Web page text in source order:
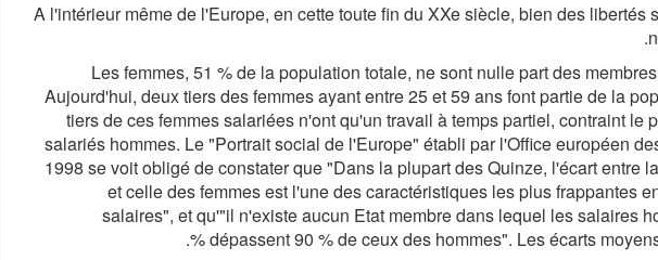
A l'intérieur même de l'Europe, en cette toute fin du XXe siècle, bien des libertés
Les femmes, 51 % de la population totale, ne sont nulle part des
Aujourd'hui, deux tiers des femmes ayant entre 25 et 59 ans font partie de la
tiers de ces femmes salariées n'ont qu'un travail à temps partiel, contraint le
salariés hommes. Le "Portrait social de l'Europe" établi par l'Office européen
1998 se voit obligé de constater que "Dans la plupart des Quinze, l'écart entre
et celle des femmes est l'une des caractéristiques les plus frappantes
salaires", et qu'"il n'existe aucun Etat membre dans lequel les salaires
dépassent 90 % de ceux des hommes". Les écarts moyens